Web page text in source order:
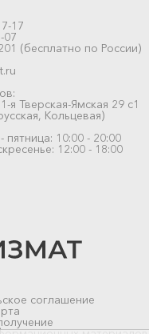
17
07
(бесплатно по России)
я Тверская-Ямская 29 с1
Кольцевая)
пятница: 10:00 - 20:00
12:00 - 18:00
соглашение